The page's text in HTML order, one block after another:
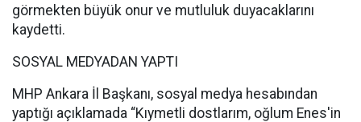
görmekten büyük onur ve mutluluk duyacaklarını
kaydetti.
SOSYAL MEDYADAN YAPTI
MHP Ankara İl Başkanı, sosyal medya hesabından
yaptığı açıklamada “Kıymetli dostlarım, oğlum Enes'in